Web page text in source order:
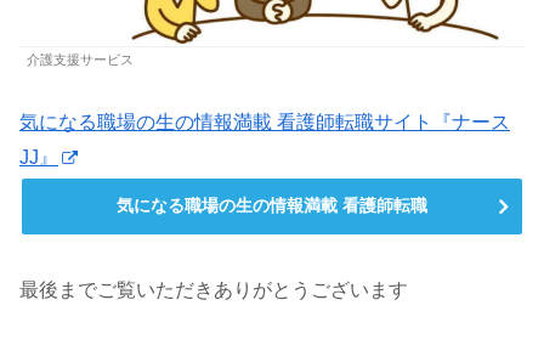
介護支援サービス
気になる職場の生の情報満載 看護師転職サイト『ナース
JJ』
気になる職場の生の情報満載 看護師転職
最後までご覧いただきありがとうございます